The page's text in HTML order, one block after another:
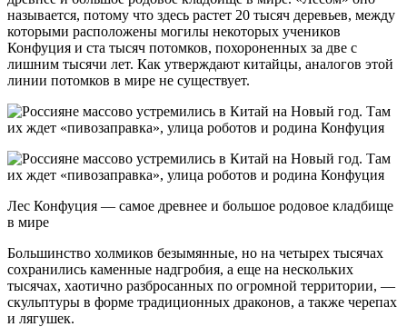
называется, потому что здесь растет 20 тысяч деревьев, между
которыми расположены могилы некоторых учеников
Конфуция и ста тысяч потомков, похороненных за две с
лишним тысячи лет. Как утверждают китайцы, аналогов этой
линии потомков в мире не существует.
Лес Конфуция — самое древнее и большое родовое кладбище
в мире
Большинство холмиков безымянные, но на четырех тысячах
сохранились каменные надгробия, а еще на нескольких
тысячах, хаотично разбросанных по огромной территории, —
скульптуры в форме традиционных драконов, а также черепах
и лягушек.